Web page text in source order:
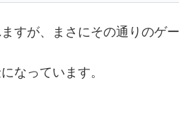
すが、まさにその通りのゲー
なっています。